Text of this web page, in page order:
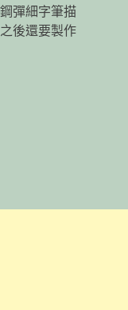
彈細字筆描
後還要製作